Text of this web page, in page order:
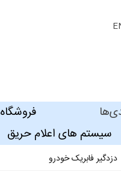
فروشگاه
سیستم های اعلام حریق
دزدگیر فابریک خودرو